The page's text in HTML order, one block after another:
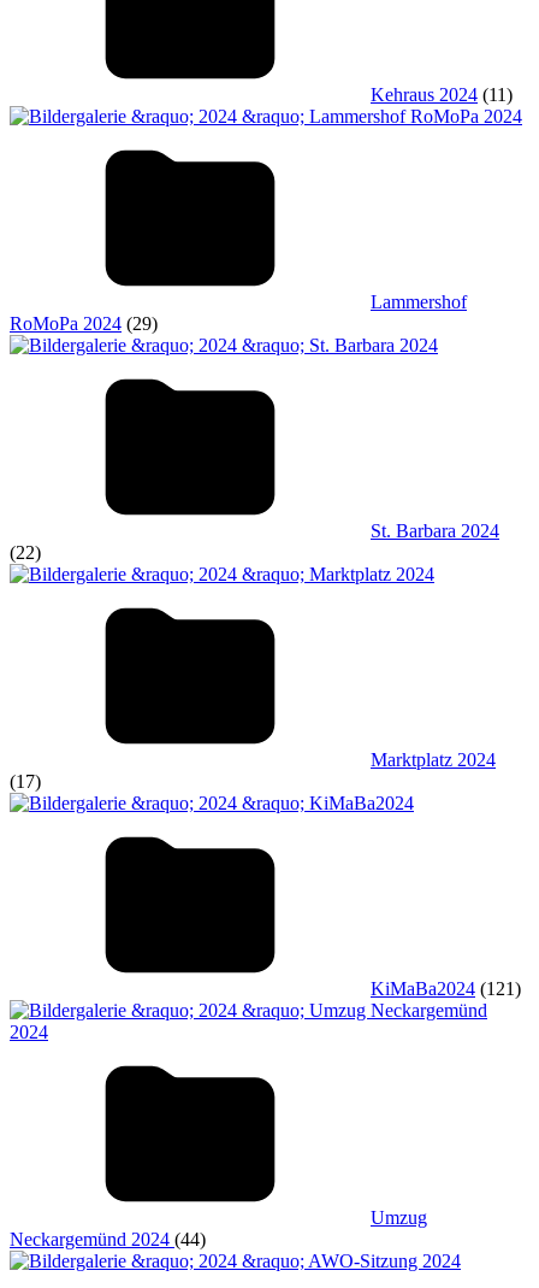
Kehraus 2024 (11)
Lammershof
RoMoPa 2024 (29)
St. Barbara 2024
(22)
Marktplatz 2024
(17)
KiMaBa2024 (121)
Umzug
Neckargemünd 2024 (44)